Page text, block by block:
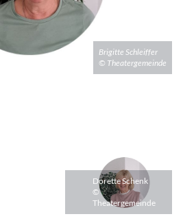
Brigitte Schleiffer
© Theatergemeinde
Dorette Schenk
©
Theatergemeinde